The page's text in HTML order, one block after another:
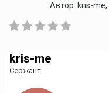
Автор: kris-me,
kris-me
Сержант